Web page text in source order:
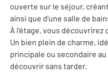
ouverte sur le séjour,
ainsi que d'une salle de
À l'étage, vous découvrirez
Un bien plein de charme,
principale ou secondaire
découvrir sans tarder.